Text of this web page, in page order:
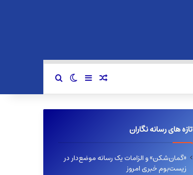
نوشته تصادفی
سایدبارتغییر پوسته
تازه های رسانه نگاران
«گمان‌شکن» و الزامات یک رسانه موضع‌دار در
زیست‌بوم خبری امروز